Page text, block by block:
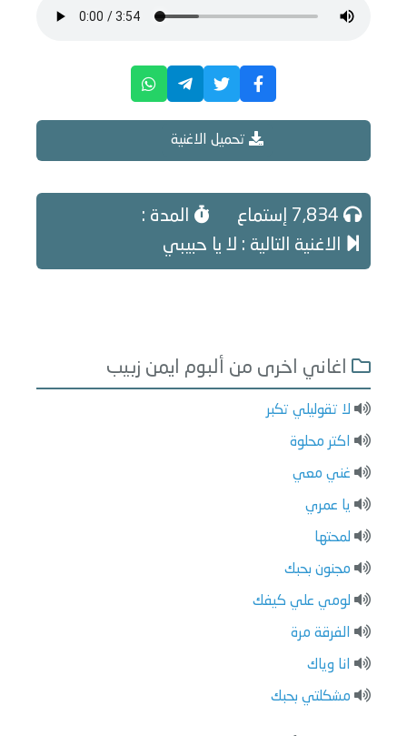
تحميل الاغنية
المدة :
الاغنية التالية : لا يا حبيبي
اغاني اخرى من ألبوم ايمن زبيب
لا تقوليلي تكبر
اكتر محلوة
غني معي
يا عمري
لمحتها
مجنون بحبك
لومي علي كيفك
الفرقة مرة
انا وياك
مشكلتي بحبك